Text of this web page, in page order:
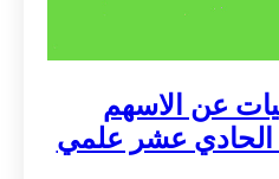
عن الاسهم
عشر علمي